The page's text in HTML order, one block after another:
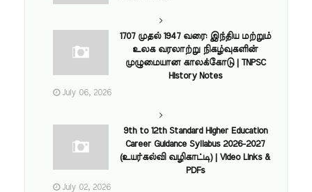
1707 முதல் 1947 வரை: இந்திய மற்றும்
உலக வரலாற்று நிகழ்வுகளின்
முழுமையான காலக்கோடு | TNPSC
History Notes
July 06, 2026
9th to 12th Standard Higher Education
Career Guidance Syllabus 2026-2027
(உயர்கல்வி வழிகாட்டி) | Video Links &
PDFs
July 02, 2026